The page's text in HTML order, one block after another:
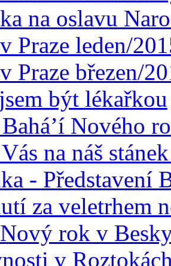
na oslavu
Praze leden/
Praze březen/
být lékařkou
Nového
na náš
- Představení
za veletrhem
rok v
v